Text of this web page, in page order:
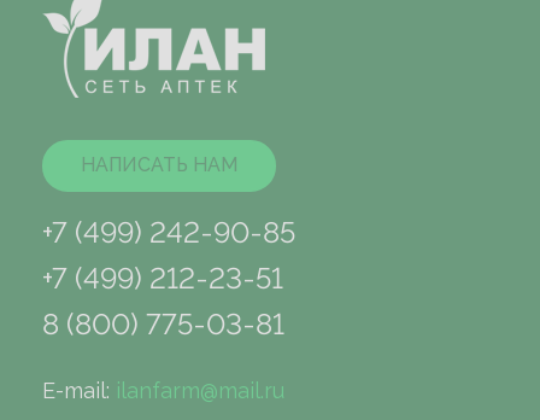
НАПИСАТЬ НАМ
+7 (499) 242-90-85
+7 (499) 212-23-51
8 (800) 775-03-81
E-mail: ilanfarm@mail.ru